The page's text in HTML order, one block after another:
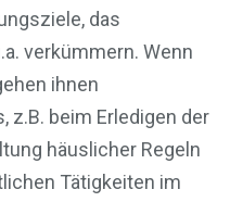
das
verkümmern. Wenn
ihnen
z.B. beim Erledigen der
häuslicher Regeln
Tätigkeiten im